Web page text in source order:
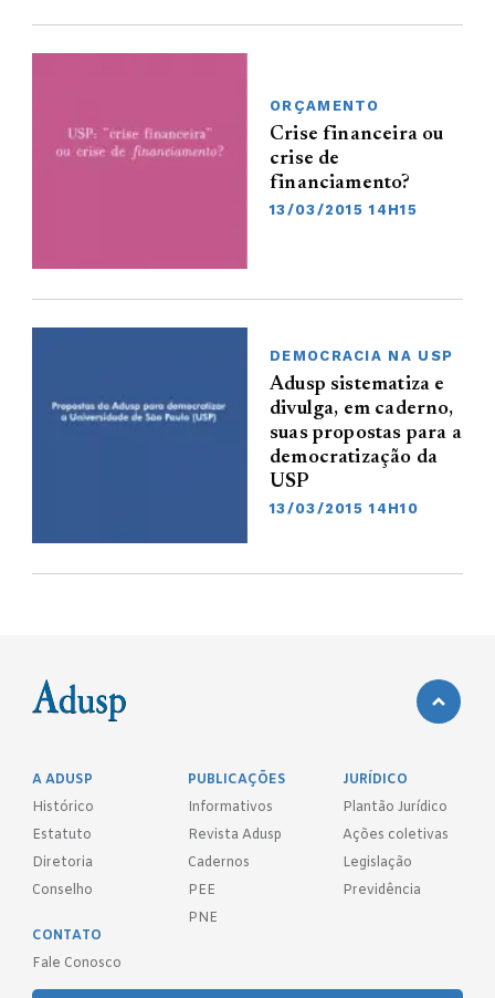
ORÇAMENTO
Crise financeira ou
crise de
financiamento?
13/03/2015 14H15
DEMOCRACIA NA USP
Adusp sistematiza e
divulga, em caderno,
suas propostas para a
democratização da
USP
13/03/2015 14H10
A ADUSP
Histórico
Estatuto
Diretoria
Conselho
PUBLICAÇÕES
Informativos
Revista Adusp
Cadernos
PEE
PNE
JURÍDICO
Plantão Jurídico
Ações coletivas
Legislação
Previdência
CONTATO
Fale Conosco